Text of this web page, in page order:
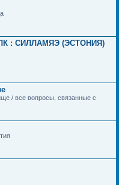
: СИЛЛАМЯЭ (ЭСТОНИЯ)
/ все вопросы, связанные с